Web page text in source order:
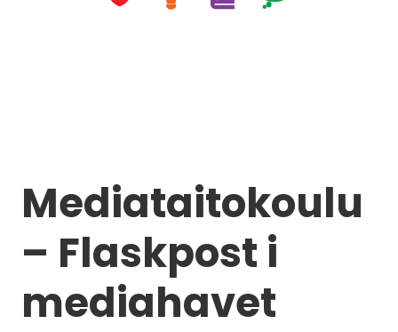
Mediataitokoulu
– Flaskpost i
mediahavet